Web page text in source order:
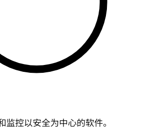
监控以安全为中心的软件。